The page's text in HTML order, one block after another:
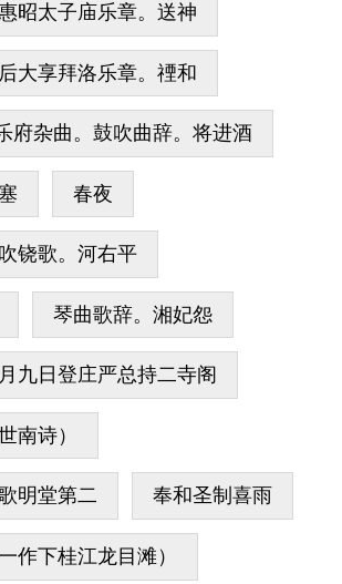
昭太子庙乐章。送神
大享拜洛乐章。禋和
府杂曲。鼓吹曲辞。将进酒
春夜
铙歌。河右平
琴曲歌辞。湘妃怨
九日登庄严总持二寺阁
南诗）
明堂第二 奉和圣制喜雨
作下桂江龙目滩）